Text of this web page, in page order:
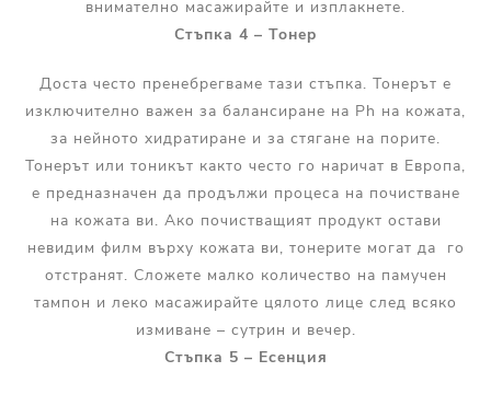
внимателно масажирайте и изплакнете.
Стъпка 4 – Тонер
Доста често пренебрегваме тази стъпка. Тонерът е
изключително важен за балансиране на Ph на кожата,
за нейното хидратиране и за стягане на порите.
Тонерът или тоникът както често го наричат в Европа,
е предназначен да продължи процеса на почистване
на кожата ви. Ако почистващият продукт остави
невидим филм върху кожата ви, тонерите могат да го
отстранят. Сложете малко количество на памучен
тампон и леко масажирайте цялото лице след всяко
измиване – сутрин и вечер.
Стъпка 5 – Есенция